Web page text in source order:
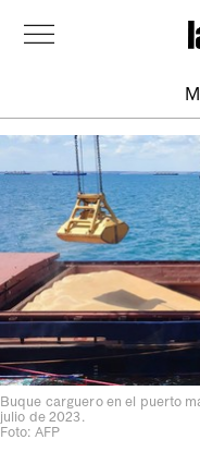
Buque carguero en el puerto
julio de 2023.
Foto: AFP